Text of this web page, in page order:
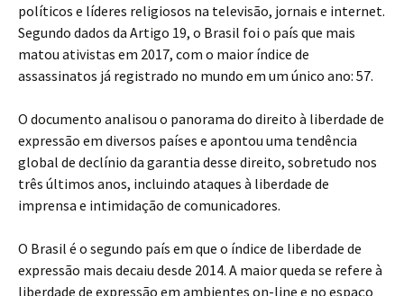
políticos e líderes religiosos na televisão, jornais e internet.
Segundo dados da Artigo 19, o Brasil foi o país que mais
matou ativistas em 2017, com o maior índice de
assassinatos já registrado no mundo em um único ano: 57.
O documento analisou o panorama do direito à liberdade de
expressão em diversos países e apontou uma tendência
global de declínio da garantia desse direito, sobretudo nos
três últimos anos, incluindo ataques à liberdade de
imprensa e intimidação de comunicadores.
O Brasil é o segundo país em que o índice de liberdade de
expressão mais decaiu desde 2014. A maior queda se refere à
liberdade de expressão em ambientes on-line e no espaço